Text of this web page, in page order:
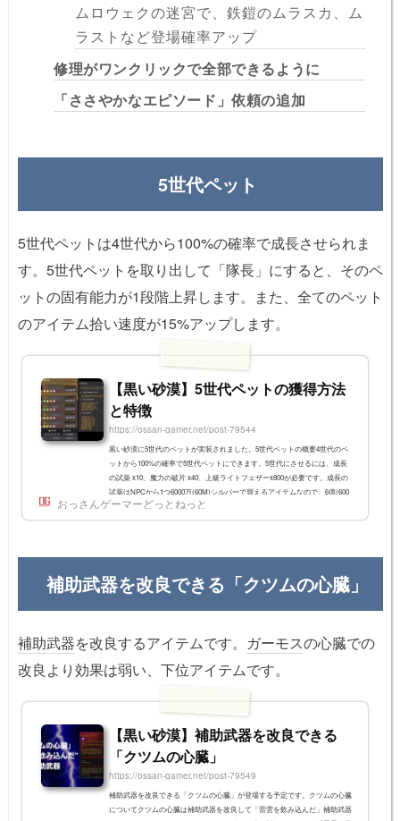
ムロウェクの迷宮で、鉄鎧のムラスカ、ム
ラストなど登場確率アップ
修理がワンクリックで全部できるように
「ささやかなエピソード」依頼の追加
5世代ペット
5世代ペットは4世代から100%の確率で成長させられま
す。5世代ペットを取り出して「隊長」にすると、そのペ
ットの固有能力が1段階上昇します。また、全てのペット
のアイテム拾い速度が15%アップします。
【黒い砂漠】5世代ペットの獲得方法
と特徴
https://ossan-gamer.net/post-79544
黒い砂漠に5世代のペットが実装されました。5世代ペットの概要4世代のペ
ットから100%の確率で5世代ペットにできます。5世代にさせるには、成長
の試薬 x10、魔力の破片 x40、上級ライトフェザーx800が必要です。成長の
試薬はNPCから1つ6000万(60M)シルバーで買えるアイテムなので、6億(600
M)シルバーを用意しておけばOKです。5世代ペットは1体のみ、ペットの
「隊長」に任命できます。隊長に任命された5世代ペットは、「固有スキ
おっさんゲーマーどっとねっと
補助武器を改良できる「クツムの心臓」
補助武器を改良するアイテムです。 ガーモスの心臓での
改良より効果は弱い、下位アイテムです。
【黒い砂漠】補助武器を改良できる
「クツムの心臓」
https://ossan-gamer.net/post-79549
補助武器を改良できる「クツムの心臓」が登場する予定です。クツムの心臓
についてクツムの心臓は補助武器を改良して「雷雲を飲み込んだ」補助武器